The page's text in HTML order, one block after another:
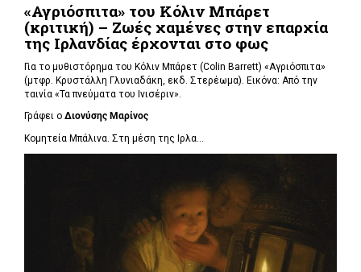
«Αγριόσπιτα» του Κόλιν Μπάρετ
(κριτική) – Ζωές χαμένες στην επαρχία
της Ιρλανδίας έρχονται στο φως
Για το μυθιστόρημα του Κόλιν Μπάρετ (Colin Barrett) «Αγριόσπιτα»
(μτφρ. Κρυστάλλη Γλυνιαδάκη, εκδ. Στερέωμα). Εικόνα: Από την
ταινία «Τα πνεύματα του Ινισέριν».
Γράφει ο Διονύσης Μαρίνος
Κομητεία Μπάλινα. Στη μέση της Ιρλα...